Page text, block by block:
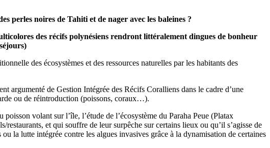
perles noires de Tahiti et de nager avec les baleines ?
des récifs polynésiens rendront littéralement dingues de bonheur
des écosystèmes et des ressources naturelles par les habitants des
argumenté de Gestion Intégrée des Récifs Coralliens dans le cadre d’une
ou de réintroduction (poissons, coraux…).
volant sur l’île, l’étude de l’écosystème du Paraha Peue (Platax
et qui souffre de leur surpêche sur certains lieux ou qu’il s’agisse de
la lutte intégrée contre les algues invasives grâce à la dynamisation de certaines